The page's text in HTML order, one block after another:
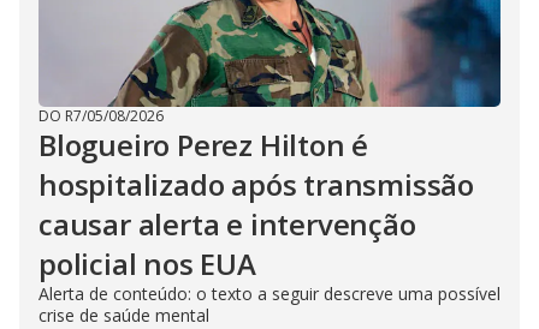
DO R7/05/08/2026
Blogueiro Perez Hilton é
hospitalizado após transmissão
causar alerta e intervenção
policial nos EUA
Alerta de conteúdo: o texto a seguir descreve uma possível
crise de saúde mental